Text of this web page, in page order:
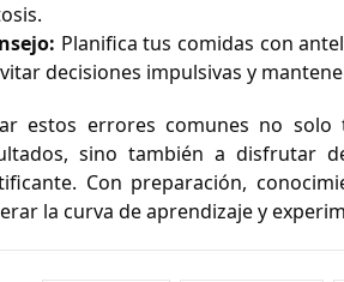
Planifica tus comidas con
decisiones impulsivas y
estos errores comunes no
sino también a disfrutar
Con preparación,
la curva de aprendizaje y